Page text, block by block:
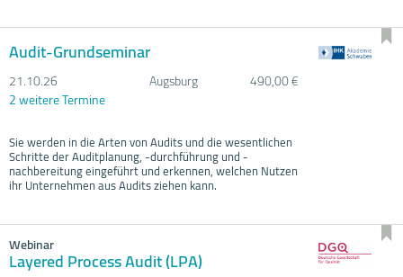
Audit-Grundseminar
21.10.26 Augsburg
490,00 €
2 weitere Termine
Sie werden in die Arten von Audits und die wesentlichen
Schritte der Auditplanung, -durchführung und -
nachbereitung eingeführt und erkennen, welchen Nutzen
ihr Unternehmen aus Audits ziehen kann.
Webinar
Layered Process Audit (LPA)